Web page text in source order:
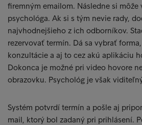
firemným emailom. Následne si
psychológa. Ak si s tým nevie rady,
najvhodnejšieho z ich odborníkov.
rezervovať termín. Dá sa vybrať
konzultácie a aj to cez akú aplikáciu
Dokonca je možné pri video hovore
obrazovku. Psychológ je však
Systém potvrdí termín a pošle aj
mail, ktorý bol zadaný pri prihlásení.